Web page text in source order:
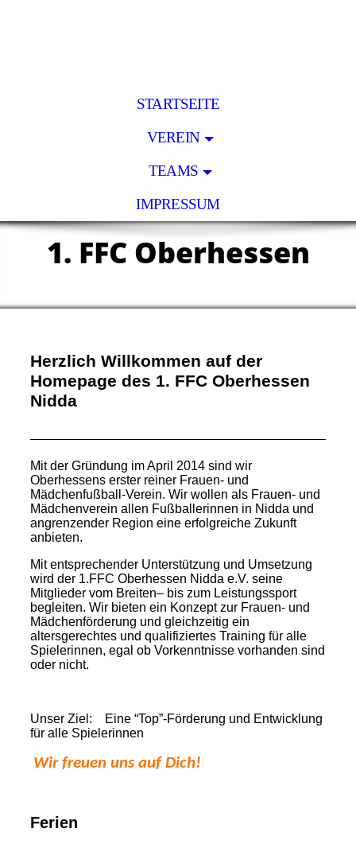
STARTSEITE
VEREIN
TEAMS
IMPRESSUM
1. FFC Oberhessen
Herzlich Willkommen auf der
Homepage des 1. FFC Oberhessen
Nidda
Mit der Gründung im April 2014 sind wir
Oberhessens erster reiner Frauen- und
Mädchenfußball-Verein. Wir wollen als Frauen- und
Mädchenverein allen Fußballerinnen in Nidda und
angrenzender Region eine erfolgreiche Zukunft
anbieten.
Mit entsprechender Unterstützung und Umsetzung
wird der 1.FFC Oberhessen Nidda e.V. seine
Mitglieder vom Breiten– bis zum Leistungssport
begleiten. Wir bieten ein Konzept zur Frauen- und
Mädchenförderung und gleichzeitig ein
altersgerechtes und qualifiziertes Training für alle
Spielerinnen, egal ob Vorkenntnisse vorhanden sind
oder nicht.
Unser Ziel:
Eine “Top”-Förderung und Entwicklung
für alle Spielerinnen
Wir freuen uns auf Dich!
Ferien